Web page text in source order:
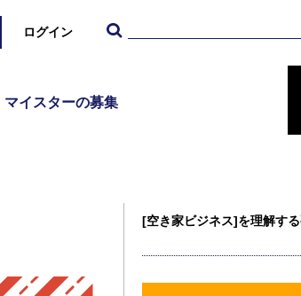
ログイン
マイスターの募集
[空き家ビジネス]を理解す